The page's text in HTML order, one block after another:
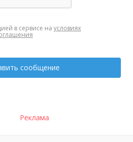
в сервисе на условиях
сообщение
Реклама